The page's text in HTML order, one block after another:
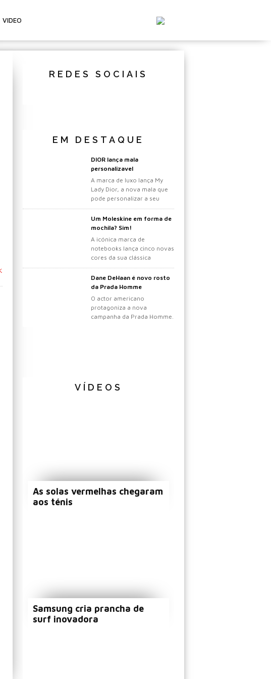
VIDEO
REDES SOCIAIS
EM DESTAQUE
DIOR lança mala
personalizavel
A marca de luxo lança My
Lady Dior, a nova mala que
pode personalizar a seu
gosto.
Um Moleskine em forma de
mochila? Sim!
A icónica marca de
notebooks lança cinco novas
cores da sua clássica
mochila.
Dane DeHaan é novo rosto
da Prada Homme
O actor americano
protagoniza a nova
campanha da Prada Homme.
VÍDEOS
As solas vermelhas chegaram
aos ténis
Samsung cria prancha de
surf inovadora